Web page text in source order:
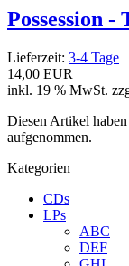
Possession
Lieferzeit: 3-4 Tage
14,00 EUR
inkl. 19 % MwSt.
Diesen Artikel
aufgenommen.
Kategorien
CDs
LPs
ABC
DEF